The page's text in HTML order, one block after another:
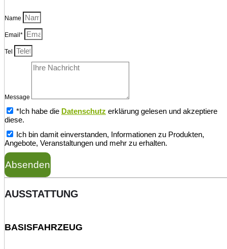
Name
Email*
Tel
Message
*Ich habe die Datenschutz erklärung gelesen und akzeptiere
diese.
Ich bin damit einverstanden, Informationen zu Produkten,
Angebote, Veranstaltungen und mehr zu erhalten.
Absenden
AUSSTATTUNG
BASISFAHRZEUG